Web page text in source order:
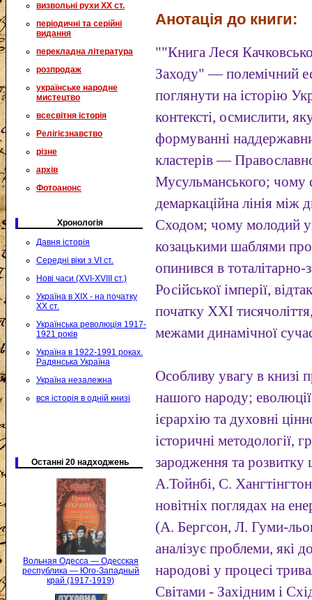
визвольні рухи XX ст.
періодичні та серійні
видання
перекладна література
розпродаж
українське народне
мистецтво
всесвітня історія
Релігієзнавство
різне
архів
Фотоанонс
Хронологія
Давня історія
Середні віки з VI ст.
Нові часи (XVI-XVIII ст.)
Україна в XIX - на початку
XX ст.
Українська революція 1917-
1921 років
Україна в 1922-1991 роках.
Радянська Україна
Україна незалежна
вся історія в одній книзі
Останні 20 надходжень
Вольная Одесса — Одесская
республика — Юго-Западный
край (1917-1919)
Анотація до книги:
""Книга Леся
Заходу" — полемічний
поглянути на історію
контексті, осмислити,
формуванні
кластерів —
Мусульманського; чому
демаркаційна лінія між
Сходом; чому молодий
козацькими шаблями
опинився в
Російської імперії,
початку XXI
межами динамічної
Особливу увагу в книзі
нашого народу;
ієрархію та духовні
історичні методології,
зародження та розвитку
А.Тойнбі, С.
новітніх поглядах на
(А. Бергсон, Л. Гуми-
аналізує проблеми, які
народові у процесі
Світами - Західним і